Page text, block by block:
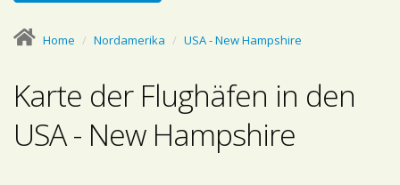
Home Nordamerika USA - New Hampshire
Karte der Flughäfen in den
USA - New Hampshire